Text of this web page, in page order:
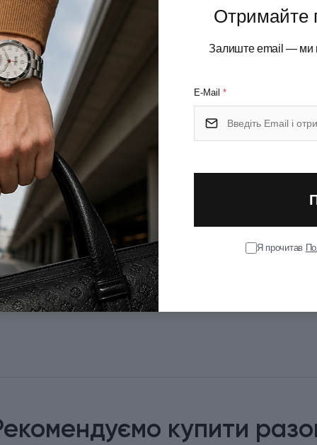
купити
Отримайте
Залиште email — ми
E-Mail *
Я прочитав